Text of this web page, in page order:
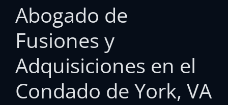
Abogado de
Fusiones y
Adquisiciones en el
Condado de York, VA